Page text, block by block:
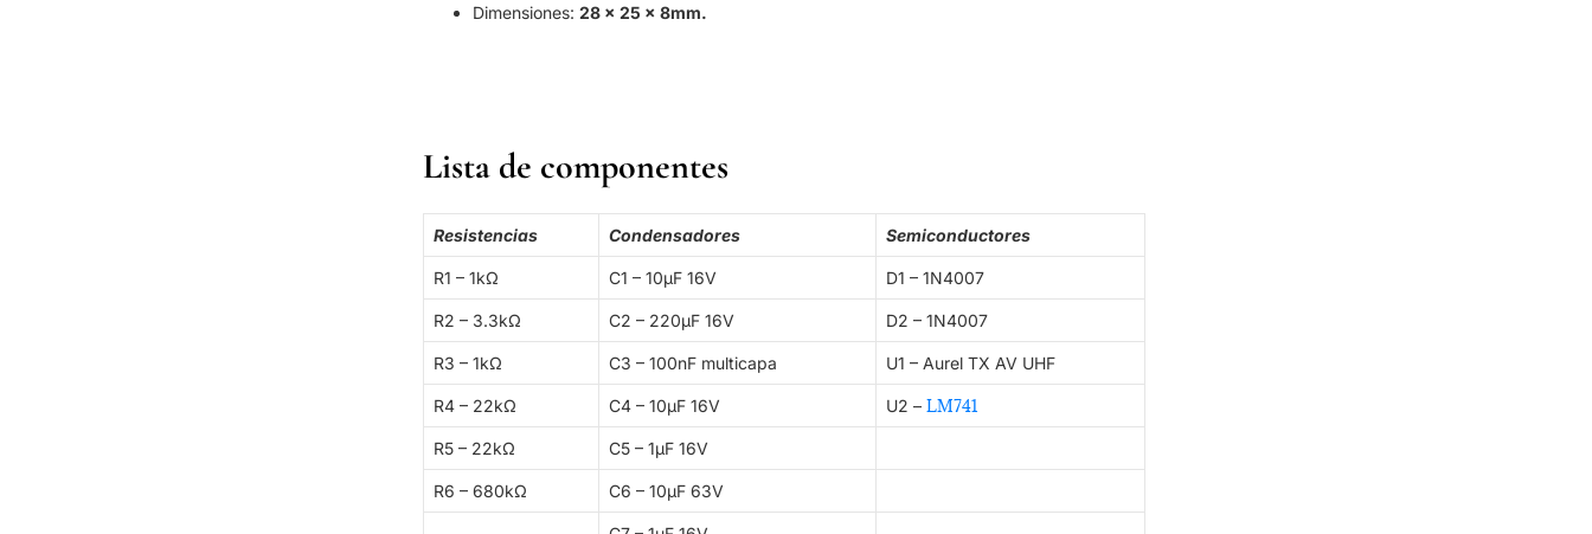
Dimensiones: 28 x 25 x 8mm.
Lista de componentes
Resistencias Condensadores Semiconductores
R1 – 1kΩ C1 – 10µF 16V D1 – 1N4007
R2 – 3.3kΩ C2 – 220µF 16V D2 – 1N4007
R3 – 1kΩ C3 – 100nF multicapa U1 – Aurel TX AV UHF
R4 – 22kΩ C4 – 10µF 16V U2 – LM741
R5 – 22kΩ C5 – 1µF 16V
R6 – 680kΩ C6 – 10µF 63V